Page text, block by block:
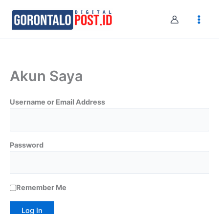
content
Akun Saya
Username or Email Address
Password
Remember Me